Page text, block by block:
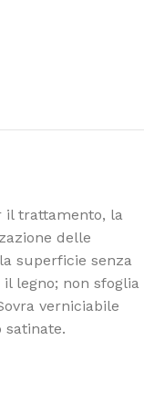
il trattamento, la
delle
superficie senza
legno; non sfoglia
verniciabile
satinate.